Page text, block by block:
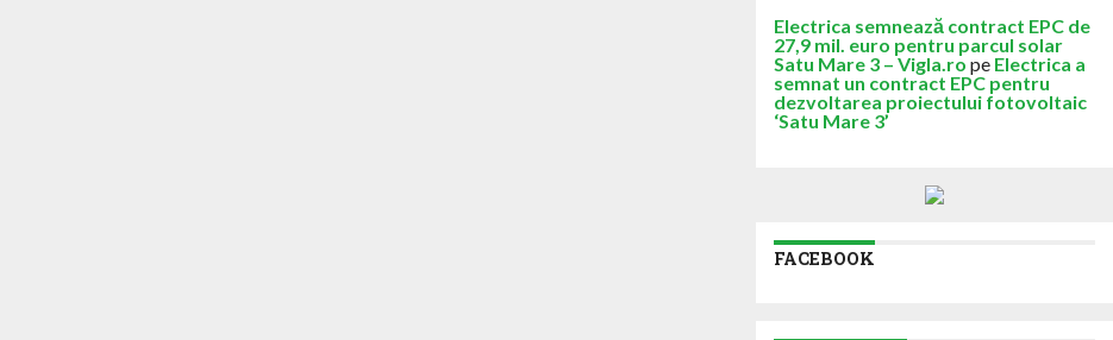
Electrica semnează contract EPC de
27,9 mil. euro pentru parcul solar
Satu Mare 3 – Vigla.ro pe Electrica a
semnat un contract EPC pentru
dezvoltarea proiectului fotovoltaic
‘Satu Mare 3’
FACEBOOK